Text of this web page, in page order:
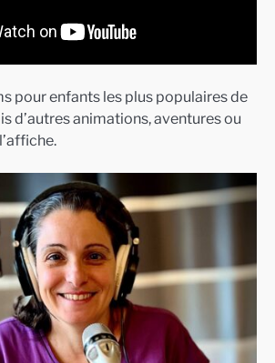
pour enfants les plus populaires de
d’autres animations, aventures ou